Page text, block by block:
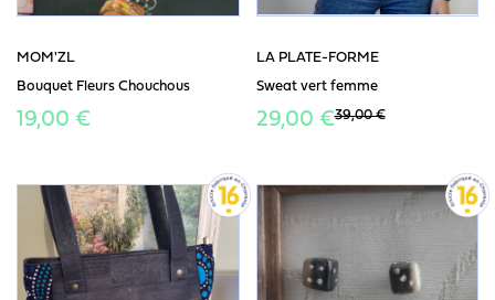
MOM'ZL
Bouquet Fleurs Chouchous
19,00 €
LA PLATE-FORME
Sweat vert femme
29,00 €39,00 €